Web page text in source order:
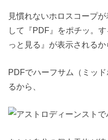
見慣れないホロスコープ
して『PDF』をポチッ。
っと見る』が表示されるか
PDFでハーフサム（ミッ
るから、